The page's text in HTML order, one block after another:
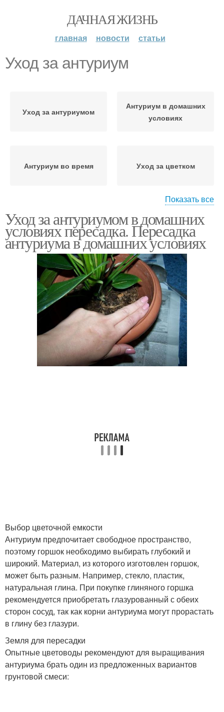
ДАЧНАЯ ЖИЗНЬ
главная новости статьи
Уход за антуриум
Уход за антуриумом
Антуриум в домашних
условиях
Антуриум во время Уход за цветком
Антуриум с фото
условиях
Популярные антуриумы Уход за растением
Показать все
Уход за антуриумом в домашних
условиях пересадка. Пересадка
антуриума в домашних условиях
Выбор цветочной емкости
Антуриум предпочитает свободное пространство,
поэтому горшок необходимо выбирать глубокий и
широкий. Материал, из которого изготовлен горшок,
может быть разным. Например, стекло, пластик,
натуральная глина. При покупке глиняного горшка
рекомендуется приобретать глазурованный с обеих
сторон сосуд, так как корни антуриума могут прорастать
в глину без глазури.
Земля для пересадки
Опытные цветоводы рекомендуют для выращивания
антуриума брать один из предложенных вариантов
грунтовой смеси: